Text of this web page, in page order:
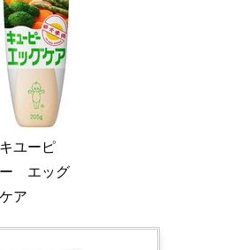
キユーピ
ー エッグ
ケア